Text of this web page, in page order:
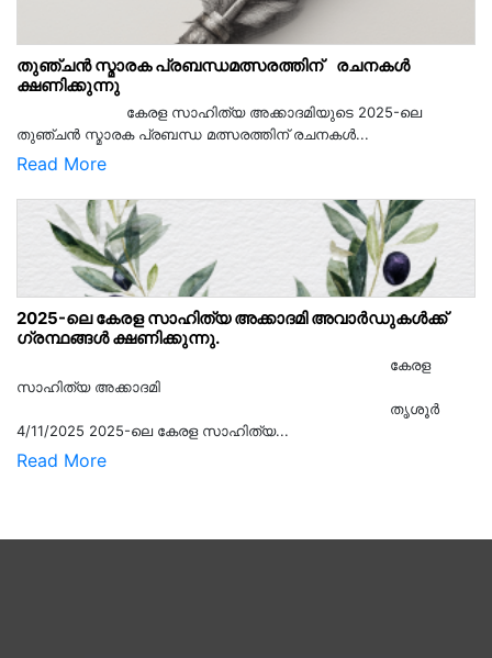
തുഞ്ചൻ സ്മാരക പ്രബന്ധമത്സരത്തിന് രചനകൾ
ക്ഷണിക്കുന്നു
കേരള സാഹിത്യ അക്കാദമിയുടെ 2025-ലെ
തുഞ്ചൻ സ്മാരക പ്രബന്ധ മത്സരത്തിന് രചനകൾ...
Read More
2025-ലെ കേരള സാഹിത്യ അക്കാദമി അവാർഡുകൾക്ക്
ഗ്രന്ഥങ്ങൾ ക്ഷണിക്കുന്നു.
കേരള
സാഹിത്യ അക്കാദമി
തൃശൂര്‍
4/11/2025 2025-ലെ കേരള സാഹിത്യ...
Read More